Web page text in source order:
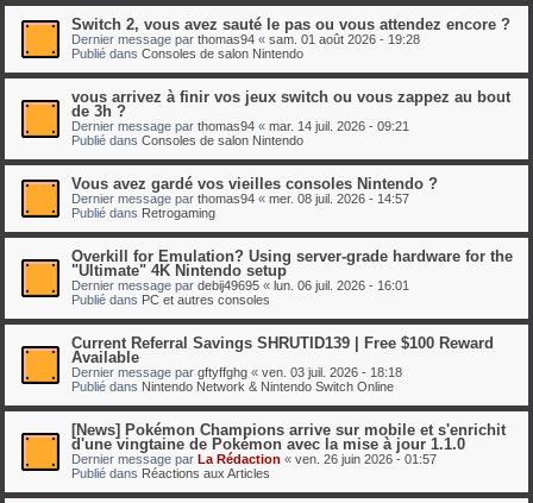
Switch 2, vous avez sauté le pas ou vous attendez encore ?
Dernier message par thomas94 « sam. 01 août 2026 - 19:28
Publié dans Consoles de salon Nintendo
vous arrivez à finir vos jeux switch ou vous zappez au bout
de 3h ?
Dernier message par thomas94 « mar. 14 juil. 2026 - 09:21
Publié dans Consoles de salon Nintendo
Vous avez gardé vos vieilles consoles Nintendo ?
Dernier message par thomas94 « mer. 08 juil. 2026 - 14:57
Publié dans Retrogaming
Overkill for Emulation? Using server-grade hardware for the
"Ultimate" 4K Nintendo setup
Dernier message par debij49695 « lun. 06 juil. 2026 - 16:01
Publié dans PC et autres consoles
Current Referral Savings SHRUTID139 | Free $100 Reward
Available
Dernier message par gftyffghg « ven. 03 juil. 2026 - 18:18
Publié dans Nintendo Network & Nintendo Switch Online
[News] Pokémon Champions arrive sur mobile et s'enrichit
d'une vingtaine de Pokémon avec la mise à jour 1.1.0
Dernier message par La Rédaction « ven. 26 juin 2026 - 01:57
Publié dans Réactions aux Articles